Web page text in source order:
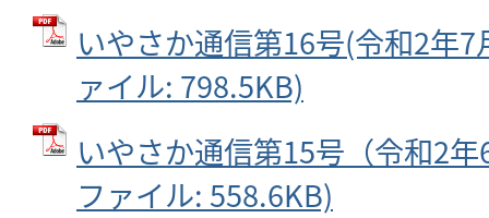
いやさか通信第16号(令和2年7
ァイル: 798.5KB)
いやさか通信第15号（令和2
ファイル: 558.6KB)